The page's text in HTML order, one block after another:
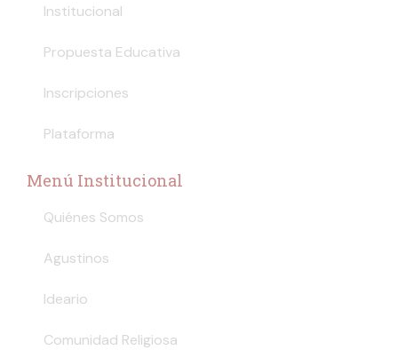
Institucional
Propuesta Educativa
Inscripciones
Plataforma
Menú Institucional
Quiénes Somos
Agustinos
Ideario
Comunidad Religiosa